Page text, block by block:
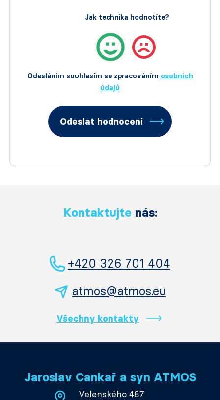
Odesláním souhlasím se zpracováním osobních
údajů
Jak technika hodnotíte?
Odeslat hodnocení
Kontaktujte nás:
+420 326 701 404
atmos@atmos.eu
Všechny kontakty
Jaroslav Cankař a syn ATMOS
Velenského 487